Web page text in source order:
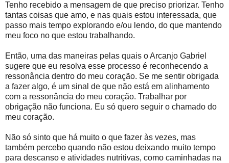
Tenho recebido a mensagem de que preciso priorizar. Tenho
tantas coisas que amo, e nas quais estou interessada, que
passo mais tempo explorando e/ou lendo, do que mantendo
meu foco no que estou trabalhando.
Então, uma das maneiras pelas quais o Arcanjo Gabriel
sugere que eu resolva esse processo é reconhecendo a
ressonância dentro do meu coração. Se me sentir obrigada
a fazer algo, é um sinal de que não está em alinhamento
com a ressonância do meu coração. Trabalhar por
obrigação não funciona. Eu só quero seguir o chamado do
meu coração.
Não só sinto que há muito o que fazer às vezes, mas
também percebo quando não estou deixando muito tempo
para descanso e atividades nutritivas, como caminhadas na